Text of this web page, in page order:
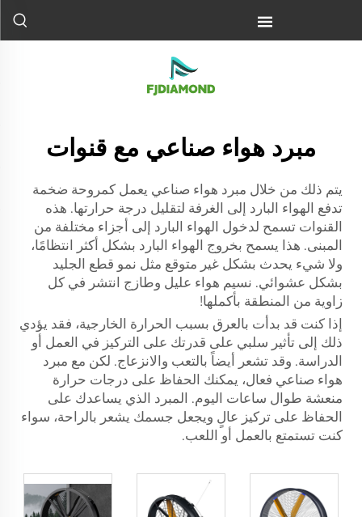
مبرد هواء صناعي مع قنوات
يتم ذلك من خلال مبرد هواء صناعي يعمل كمروحة ضخمة
تدفع الهواء البارد إلى الغرفة لتقليل درجة حرارتها. هذه
القنوات تسمح لدخول الهواء البارد إلى أجزاء مختلفة من
المبنى. هذا يسمح بخروج الهواء البارد بشكل أكثر انتظامًا،
ولا شيء يحدث بشكل غير متوقع مثل نمو قطع الجليد
بشكل عشوائي. نسيم هواء عليل وطازج انتشر في كل
زاوية من المنطقة بأكملها!
إذا كنت قد بدأت بالعرق بسبب الحرارة الخارجية، فقد يؤدي
ذلك إلى تأثير سلبي على قدرتك على التركيز في العمل أو
الدراسة. وقد تشعر أيضاً بالتعب والانزعاج. لكن مع مبرد
هواء صناعي فعال، يمكنك الحفاظ على درجات حرارة
منعشة طوال ساعات اليوم. المبرد الذي يساعدك على
الحفاظ على تركيز عالٍ ويجعل جسمك يشعر بالراحة، سواء
كنت تستمتع بالعمل أو اللعب.